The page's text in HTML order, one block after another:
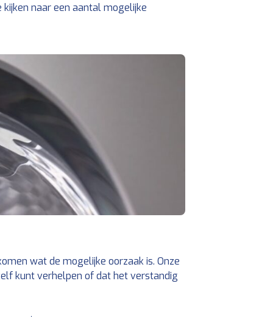
naar een aantal mogelijke
wat de mogelijke oorzaak is. Onze
kunt verhelpen of dat het verstandig